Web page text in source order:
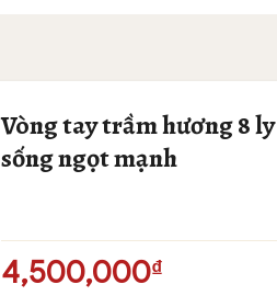
Vòng tay trầm hương 8
sống ngọt mạnh
4,500,000₫